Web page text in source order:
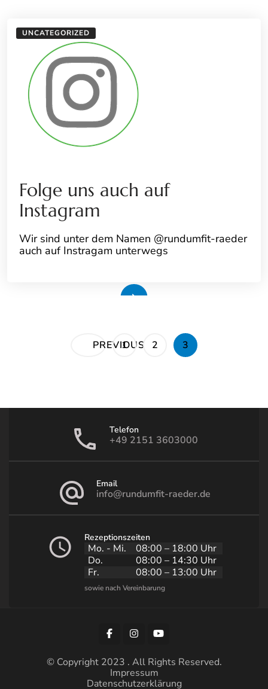
UNCATEGORIZED
Folge uns auch auf
Instagram
Wir sind unter dem Namen @rundumfit-raeder
auch auf Instragam unterwegs
Seitennummerierung
PREVIOUS
PAGE
1 PAGE
2 PAGE
3
Telefon
+49 2151 3603000
Email
info@rundumfit-raeder.de
Rezeptionszeiten
Mo. - Mi.
08:00 – 18:00 Uhr
Do.
08:00 – 14:30 Uhr
Fr.
08:00 – 13:00 Uhr
© Copyright 2023 . All Rights Reserved.
Impressum
Datenschutzerklärung